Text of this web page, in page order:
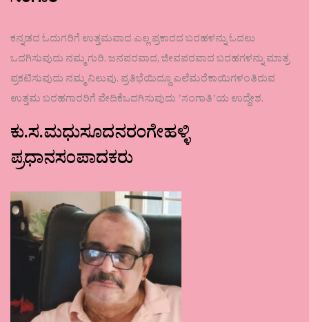
ಕನ್ನಡದ ಓದುಗರಿಗೆ ಉತ್ತಮವಾದ ಎಲ್ಲ ಪ್ರಕಾರದ ಬರಹಳನ್ನು ಓದಲು
ಒದಗಿಸುವುದು ನಮ್ಮ ಗುರಿ. ಜನಪರವಾದ, ಜೀವಪರವಾದ ಬರಹಗಳನ್ನು ಮಾತ್ರ
ಪ್ರಕಟಿಸುವುದು ನಮ್ಮ ನಿಲುವು. ಪ್ರತಿಭೆಯಿದ್ದೂ ಎಲೆಮರೆಕಾಯಿಗಳಂತಿರುವ
ಉತ್ತಮ ಬರಹಗಾರರಿಗೆ ವೇದಿಕೆಒದಗಿಸುವುದು ʼಸಂಗಾತಿʼಯ ಉದ್ದೇಶ.
ಕು.ಸ.ಮಧುಸೂದನರಂಗೇಹಳ್ಳಿ
ಪ್ರಧಾನಸಂಪಾದಕರು